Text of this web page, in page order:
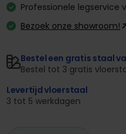
Professionele legservice
Bezoek onze showroom!
Bestel een gratis staal
Bestel tot 3 gratis
Levertijd vloerstaal
3 tot 5 werkdagen